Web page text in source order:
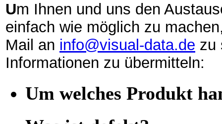
Um Ihnen und uns den
einfach wie möglich zu
Mail an info@visual-data.de zu
Informationen zu übermitteln:
Um welches Produkt